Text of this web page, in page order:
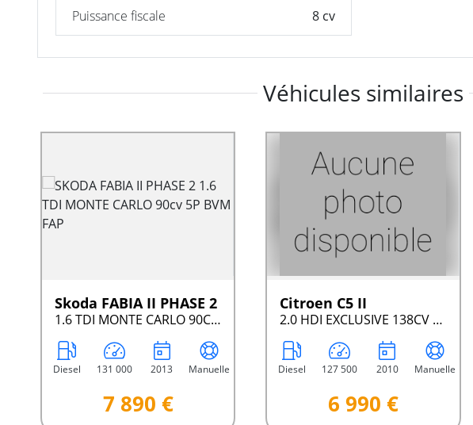
Puissance fiscale 8 cv
Véhicules similaires
Skoda FABIA II PHASE 2
1.6 TDI MONTE CARLO 90CV 5P BVM FAP
Diesel 131 000 2013 Manuelle
7 890 €
Citroen C5 II
2.0 HDI EXCLUSIVE 138CV 4P BVM FAP
Diesel 127 500 2010 Manuelle
6 990 €